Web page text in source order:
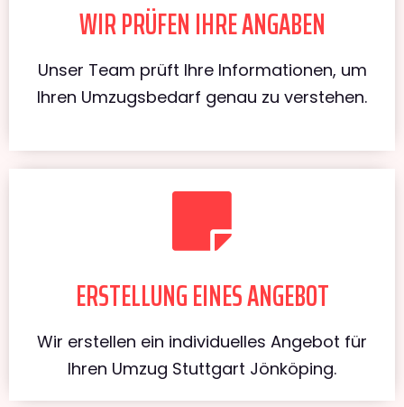
WIR PRÜFEN IHRE ANGABEN
Unser Team prüft Ihre Informationen, um
Ihren Umzugsbedarf genau zu verstehen.
ERSTELLUNG EINES ANGEBOT
Wir erstellen ein individuelles Angebot für
Ihren Umzug Stuttgart Jönköping.